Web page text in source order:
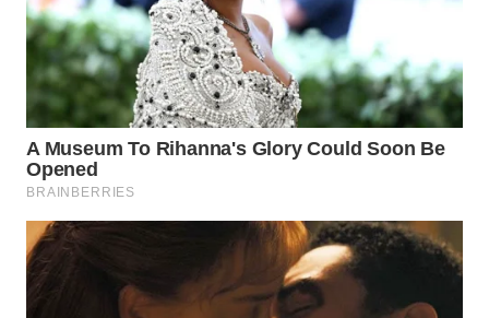
Wahana
Media
Group
WAHANA
WAHANA
TANI
WAHANA